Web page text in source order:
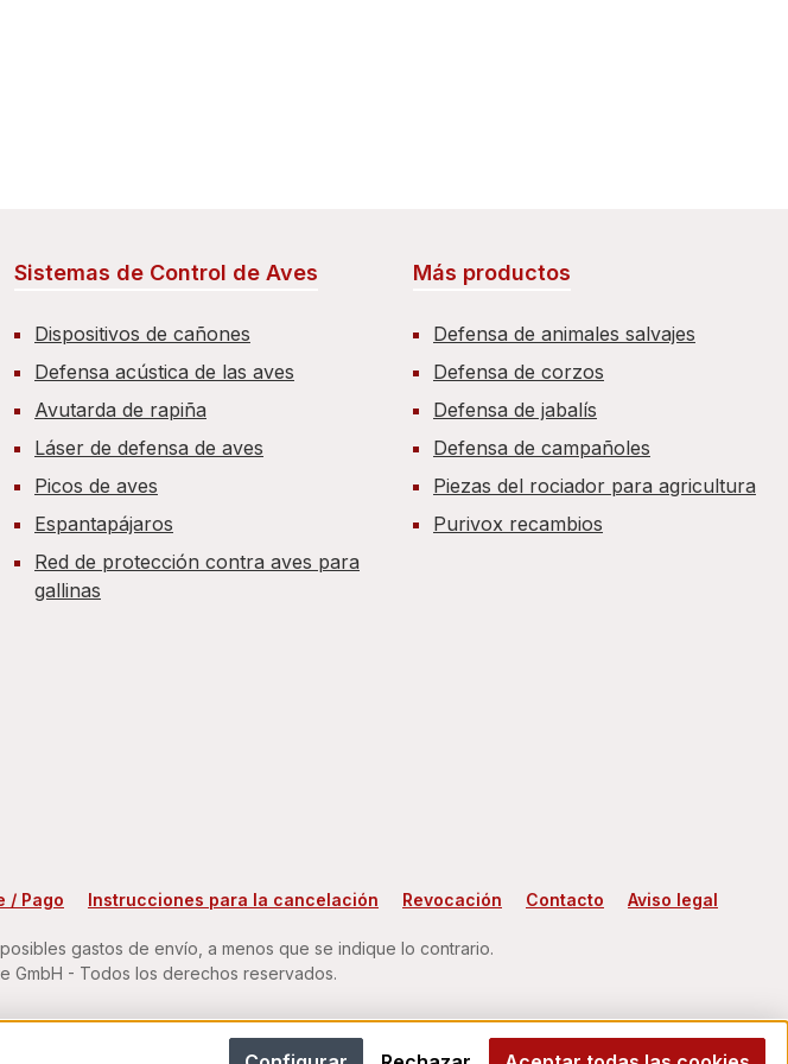
Sistemas de Control de Aves
Dispositivos de cañones
Defensa acústica de las aves
Avutarda de rapiña
Láser de defensa de aves
Picos de aves
Espantapájaros
Red de protección contra aves para
gallinas
Más productos
Defensa de animales salvajes
Defensa de corzos
Defensa de jabalís
Defensa de campañoles
Piezas del rociador para agricultura
Purivox recambios
/ Pago Instrucciones para la cancelación Revocación Contacto Aviso legal
gastos de envío, a menos que se indique lo contrario.
GmbH - Todos los derechos reservados.